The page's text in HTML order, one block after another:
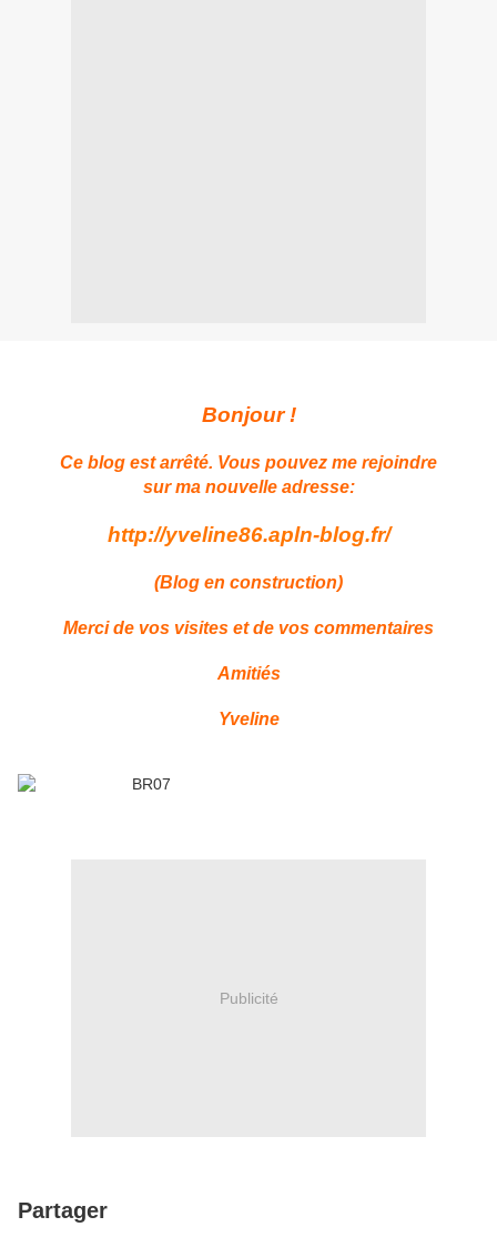
Bonjour !
Ce blog est arrêté. Vous pouvez me rejoindre
sur ma nouvelle adresse:
http://yveline86.apln-blog.fr/
(Blog en construction)
Merci de vos visites et de vos commentaires
Amitiés
Yveline
Publicité
Partager